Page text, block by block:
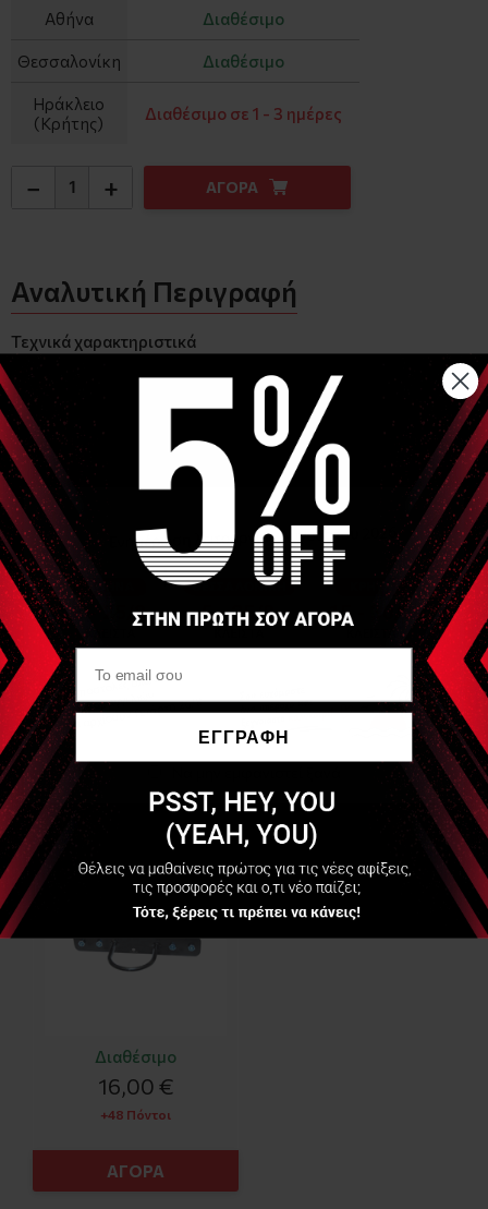
Αθήνα Διαθέσιμο
Θεσσαλονίκη Διαθέσιμο
Ηράκλειο
(Κρήτης)
Διαθέσιμο σε 1 - 3 ημέρες
− + ΑΓΟΡΑ
Αναλυτική Περιγραφή
Τεχνικά χαρακτηριστικά
Μήκος (cm) ~29,5
Πλάτος (cm) ~5,00
Ύψος (Cm) ~10,50
Βάρος (kg) ~0,75
Χρώμα Μαύρο
Σύνθεση Ατσάλι Πάχος 5
Είδες Πρόσφατα
SVELTUS
Βάση για crossfit Battle
rope hook
Διαθέσιμο
16,00 €
+48 Πόντοι
ΑΓΟΡΑ
ΕΓΓΡΑΦΗ